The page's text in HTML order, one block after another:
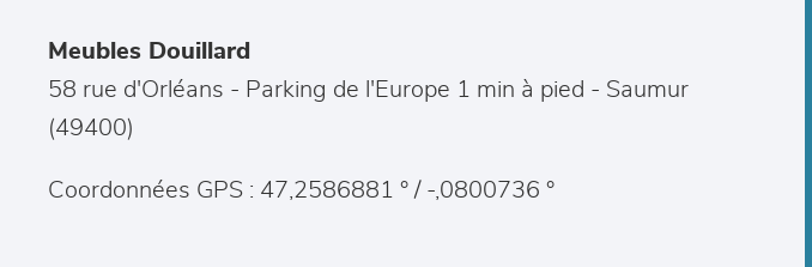
Meubles Douillard
58 rue d'Orléans - Parking de l'Europe 1 min à pied - Saumur
(49400)
Coordonnées GPS : 47,2586881 ° / -,0800736 °